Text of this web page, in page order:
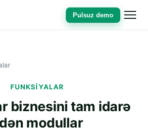
Pulsuz demo
FUNKSIYALAR
biznesini tam idarə
modullar